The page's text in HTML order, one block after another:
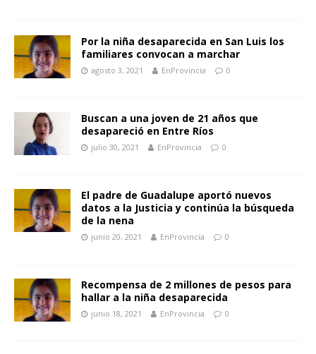
Por la niña desaparecida en San Luis los
familiares convocan a marchar
agosto 3, 2021 EnProvincia 0
Buscan a una joven de 21 años que
desapareció en Entre Ríos
julio 30, 2021 EnProvincia 0
El padre de Guadalupe aportó nuevos
datos a la Justicia y continúa la búsqueda
de la nena
junio 20, 2021 EnProvincia 0
Recompensa de 2 millones de pesos para
hallar a la niña desaparecida
junio 18, 2021 EnProvincia 0